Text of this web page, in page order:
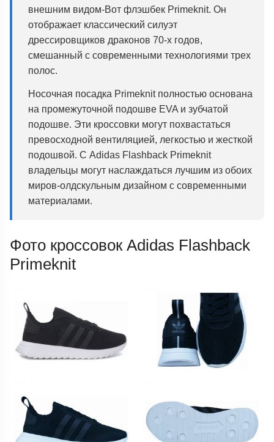
внешним видом-Вот флэшбек Primeknit. Он
отображает классический силуэт
дрессировщиков драконов 70-х годов,
смешанный с современными технологиями трех
полос.
Носочная посадка Primeknit полностью основана
на промежуточной подошве EVA и зубчатой
подошве. Эти кроссовки могут похвастаться
превосходной вентиляцией, легкостью и жесткой
подошвой. С Adidas Flashback Primeknit
владельцы могут наслаждаться лучшим из обоих
миров-олдскульным дизайном с современными
материалами.
Фото кроссовок Adidas Flashback
Primeknit